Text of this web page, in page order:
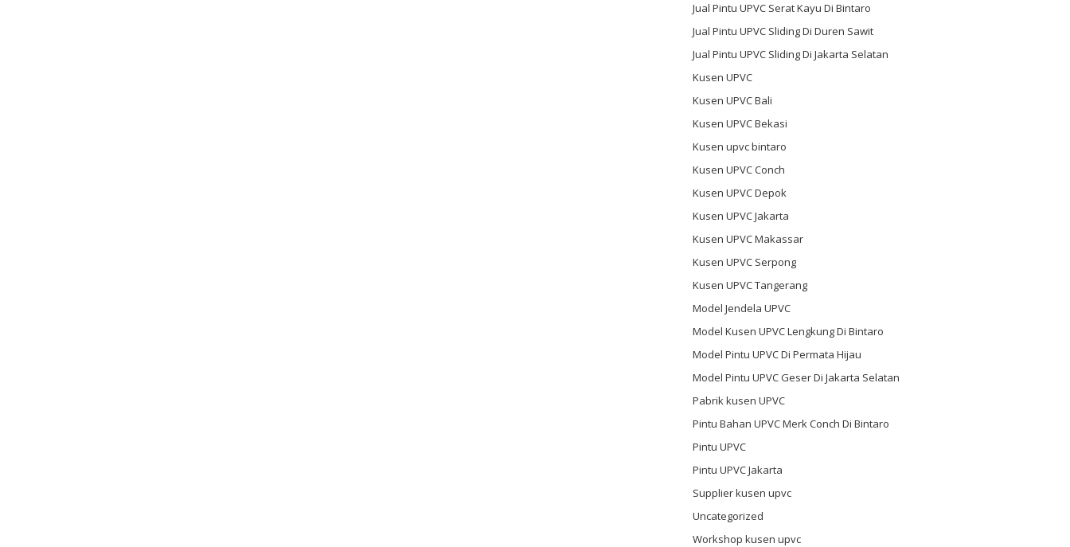
Jual Pintu UPVC Serat Kayu Di Bintaro
Jual Pintu UPVC Sliding Di Duren Sawit
Jual Pintu UPVC Sliding Di Jakarta Selatan
Kusen UPVC
Kusen UPVC Bali
Kusen UPVC Bekasi
Kusen upvc bintaro
Kusen UPVC Conch
Kusen UPVC Depok
Kusen UPVC Jakarta
Kusen UPVC Makassar
Kusen UPVC Serpong
Kusen UPVC Tangerang
Model Jendela UPVC
Model Kusen UPVC Lengkung Di Bintaro
Model Pintu UPVC Di Permata Hijau
Model Pintu UPVC Geser Di Jakarta Selatan
Pabrik kusen UPVC
Pintu Bahan UPVC Merk Conch Di Bintaro
Pintu UPVC
Pintu UPVC Jakarta
Supplier kusen upvc
Uncategorized
Workshop kusen upvc